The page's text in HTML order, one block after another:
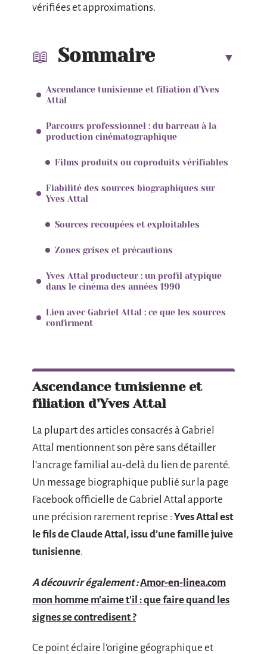
vérifiées et approximations.
Sommaire
Ascendance tunisienne et filiation d’Yves
Attal
Parcours professionnel : du barreau à la
production cinématographique
Films produits ou coproduits vérifiables
Fiabilité des sources biographiques sur
Yves Attal
Sources recoupées et exploitables
Zones grises et précautions
Yves Attal producteur : un profil atypique
dans le cinéma des années 1990
Lien avec Gabriel Attal : ce que les sources
confirment
Ascendance tunisienne et
filiation d’Yves Attal
La plupart des articles consacrés à Gabriel
Attal mentionnent son père sans détailler
l’ancrage familial au-delà du lien de parenté.
Un message biographique publié sur la page
Facebook officielle de Gabriel Attal apporte
une précision rarement reprise : Yves Attal est
le fils de Claude Attal, issu d’une famille juive
tunisienne.
A découvrir également :Amor-en-linea.com
mon homme m'aime t'il : que faire quand les
signes se contredisent ?
Ce point éclaire l’origine géographique et